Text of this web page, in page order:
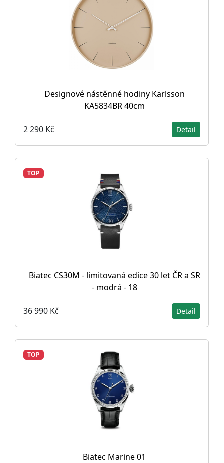
Designové nástěnné hodiny Karlsson
KA5834BR 40cm
2 290 Kč Detail
TOP
Biatec CS30M - limitovaná edice 30 let ČR a SR
- modrá - 18
36 990 Kč Detail
TOP
Biatec Marine 01